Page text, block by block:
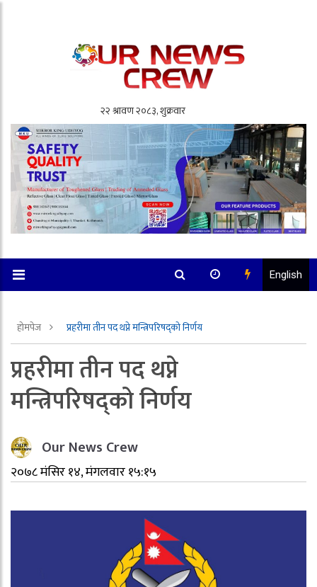
English
होमपेज प्रहरीमा तीन पद थप्ने मन्त्रिपरिषद्को निर्णय
प्रहरीमा तीन पद थप्ने
मन्त्रिपरिषद्को निर्णय
Our News Crew
२०७८ मंसिर १४, मंगलवार १५:१५